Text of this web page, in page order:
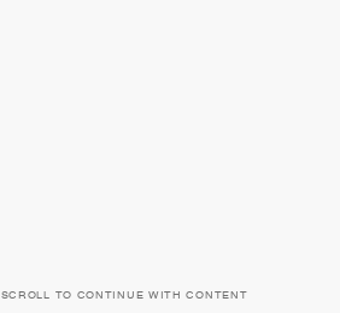
SCROLL TO CONTINUE WITH CONTENT